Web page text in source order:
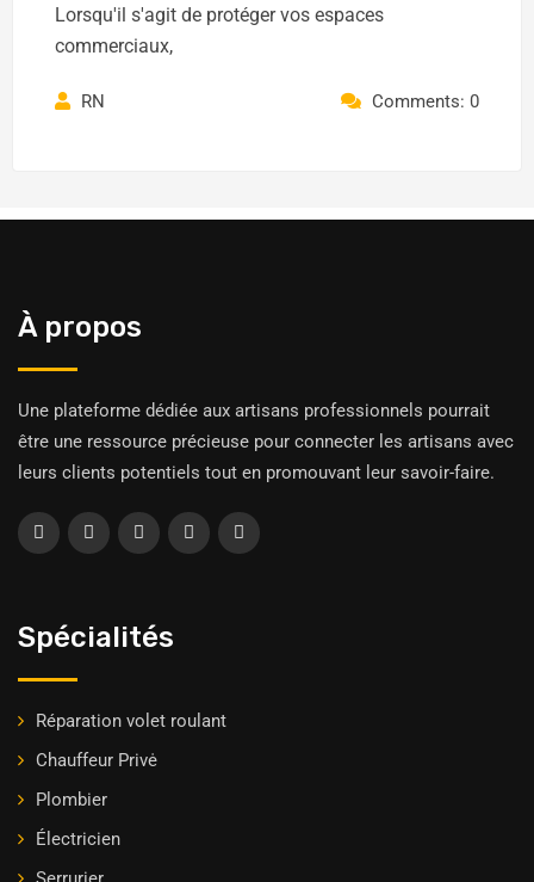
Lorsqu'il s'agit de protéger vos espaces
commerciaux,
RN Comments: 0
À propos
Une plateforme dédiée aux artisans professionnels pourrait
être une ressource précieuse pour connecter les artisans avec
leurs clients potentiels tout en promouvant leur savoir-faire.
Spécialités
Réparation volet roulant
Chauffeur Privė
Plombier
Électricien